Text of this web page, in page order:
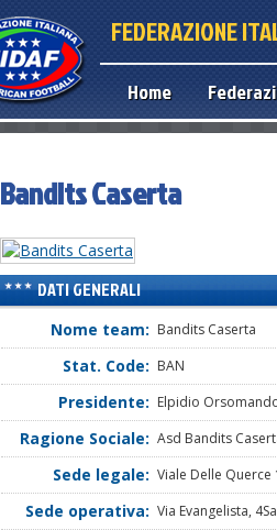
FEDERAZIONE
Home
Bandits Caserta
DATI GENERALI
Nome team: Bandits Caserta
Stat. Code: BAN
Presidente: Elpidio
Ragione Sociale: Asd Bandits
Sede legale: Viale Delle Querce
Sede operativa: Via Evangelista,